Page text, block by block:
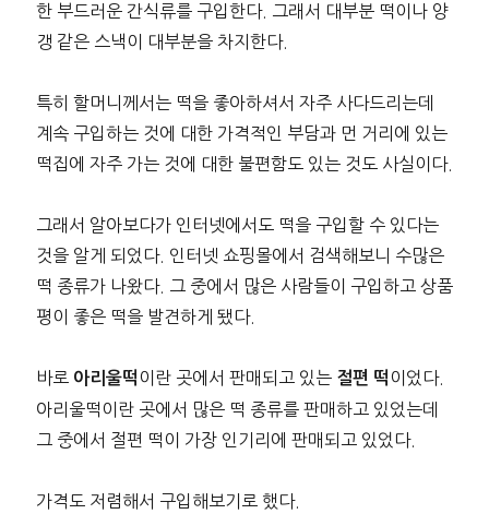
한 부드러운 간식류를 구입한다. 그래서 대부분 떡이나 양
갱 같은 스낵이 대부분을 차지한다.
특히 할머니께서는 떡을 좋아하셔서 자주 사다드리는데
계속 구입하는 것에 대한 가격적인 부담과 먼 거리에 있는
떡집에 자주 가는 것에 대한 불편함도 있는 것도 사실이다.
그래서 알아보다가 인터넷에서도 떡을 구입할 수 있다는
것을 알게 되었다. 인터넷 쇼핑몰에서 검색해보니 수많은
떡 종류가 나왔다. 그 중에서 많은 사람들이 구입하고 상품
평이 좋은 떡을 발견하게 됐다.
바로 아리울떡 이란 곳에서 판매되고 있는 절편 떡 이었다.
아리울떡이란 곳에서 많은 떡 종류를 판매하고 있었는데
그 중에서 절편 떡이 가장 인기리에 판매되고 있었다.
가격도 저렴해서 구입해보기로 했다.